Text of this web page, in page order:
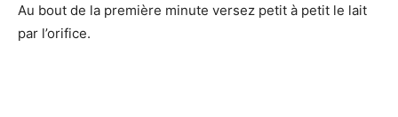
Au bout de la première minute versez petit à petit le lait
par l’orifice.